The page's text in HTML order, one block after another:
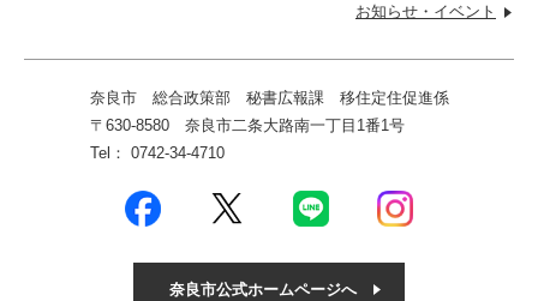
お知らせ・ イベント
奈良市 総合政策部 秘書広報課 移住定住促進係
〒630-8580 奈良市二条大路南一丁目1番1号
Tel： 0742-34-4710
奈良市公式ホームページへ